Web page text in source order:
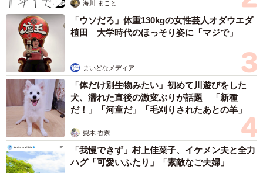
2/8
海川 まこと
「ウソだろ」体重130kgの女性芸人オダウエダ
植田 大学時代のほっそり姿に「マジで」
まいどなメディア
「体だけ別生物みたい」初めて川遊びをした
犬、濡れた直後の激変ぶりが話題 「新種
だ！」「河童だ」「毛刈りされたあとの羊」
梨木 香奈
「我慢できず」村上佳菜子、イケメン夫と全力
ハグ「可愛いふたり」「素敵なご夫婦」